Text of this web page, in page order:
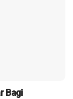
Bagi